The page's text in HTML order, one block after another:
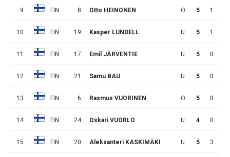
9. FIN 8 Otto HEINONEN O 5 1
10. FIN 19 Kasper LUNDELL U 5 1
11. FIN 17 Emil JÄRVENTIE U 5 0
12. FIN 21 Samu BAU U 5 0
13. FIN 6 Rasmus VUORINEN O 5 0
14. FIN 24 Oskari VUORLO U 4 0
15. FIN 20 Aleksanteri KASKIMÄKI U 5 3